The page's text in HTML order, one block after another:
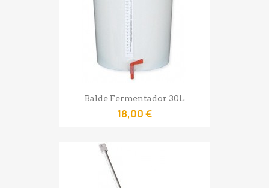
Balde Fermentador 30L
18,00 €